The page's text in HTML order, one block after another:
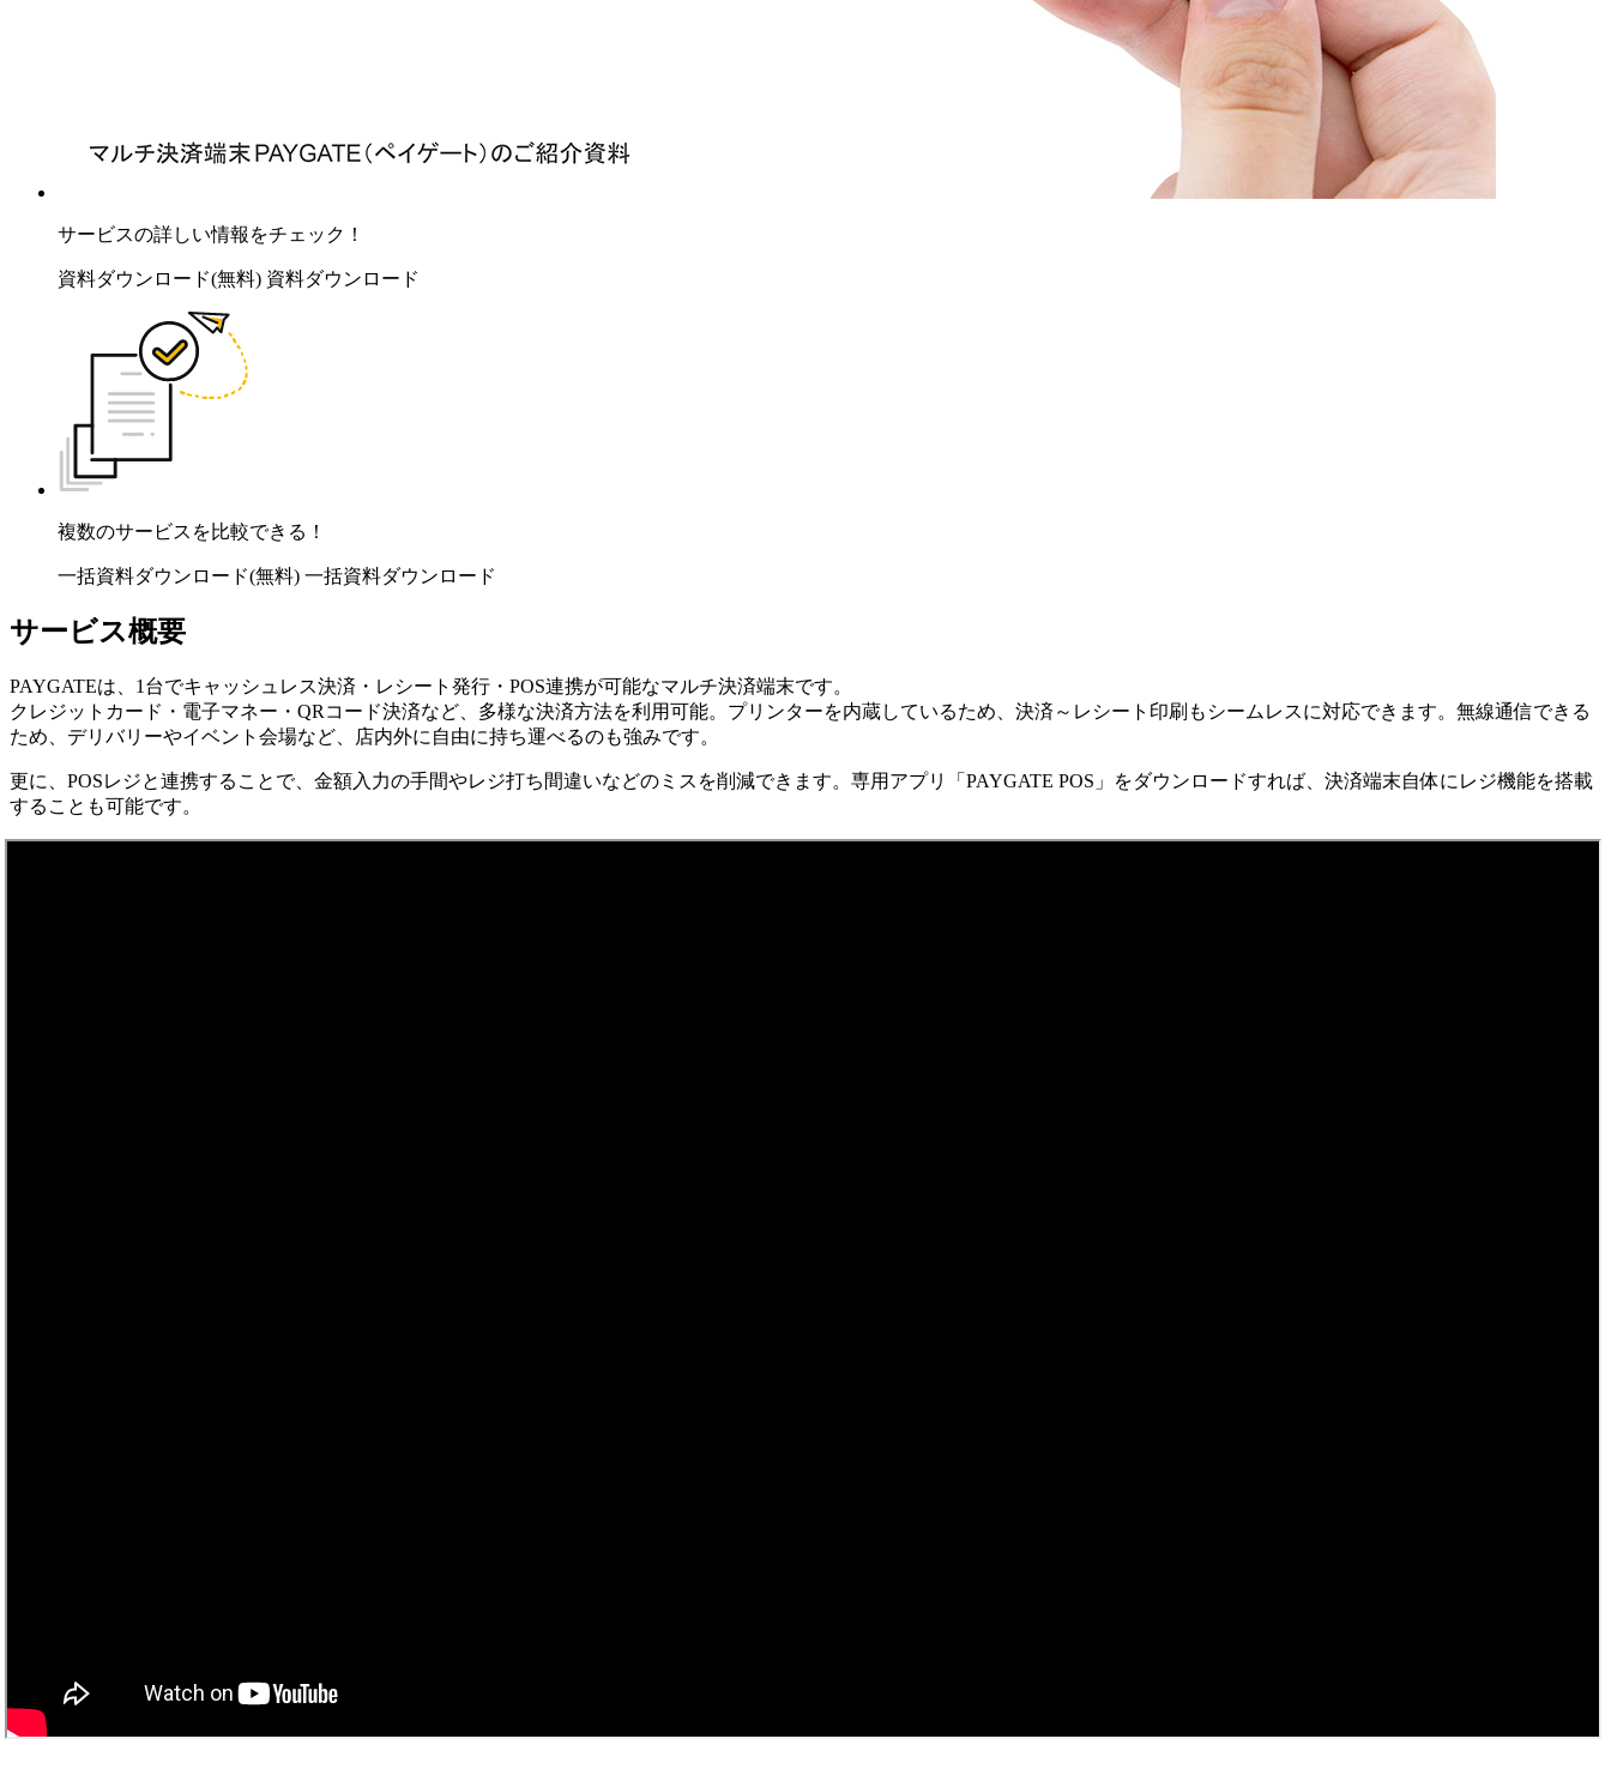
サービスの詳しい情報をチェック！
資料ダウンロード(無料) 資料ダウンロード
複数のサービスを比較できる！
一括資料ダウンロード(無料) 一括資料ダウンロード
サービス概要
PAYGATEは、1台でキャッシュレス決済・レシート発行・POS連携が可能なマルチ決済端末です。
クレジットカード・電子マネー・QRコード決済など、多様な決済方法を利用可能。プリンターを内蔵しているため、決済～レシート印刷もシームレスに対応できます。無線通信できる
ため、デリバリーやイベント会場など、店内外に自由に持ち運べるのも強みです。
更に、POSレジと連携することで、金額入力の手間やレジ打ち間違いなどのミスを削減できます。専用アプリ「PAYGATE POS」をダウンロードすれば、決済端末自体にレジ機能を搭載
することも可能です。